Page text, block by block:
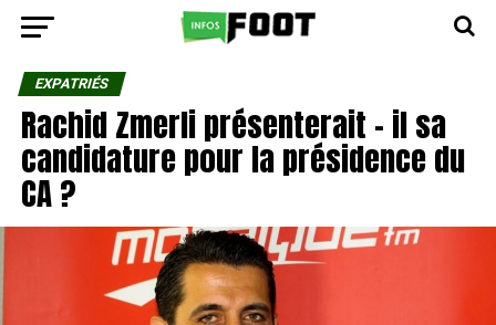
EXPATRIÉS
Rachid Zmerli présenterait – il sa
candidature pour la présidence du
CA ?